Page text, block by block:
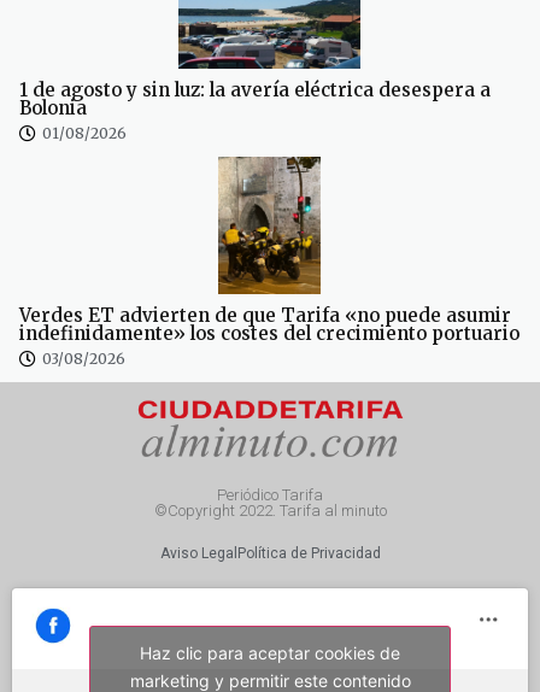
1 de agosto y sin luz: la avería eléctrica desespera a
Bolonia
01/08/2026
Verdes ET advierten de que Tarifa «no puede asumir
indefinidamente» los costes del crecimiento portuario
03/08/2026
Periódico Tarifa
©Copyright 2022. Tarifa al minuto
Aviso Legal Política de Privacidad
Haz clic para aceptar cookies de
marketing y permitir este contenido